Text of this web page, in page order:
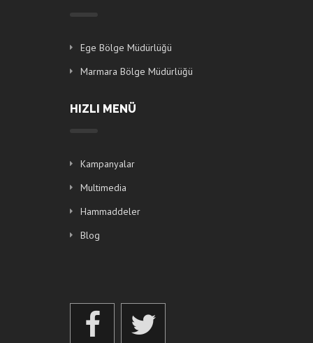
Ege Bölge Müdürlüğü
Marmara Bölge Müdürlüğü
HIZLI MENÜ
Kampanyalar
Multimedia
Hammaddeler
Blog